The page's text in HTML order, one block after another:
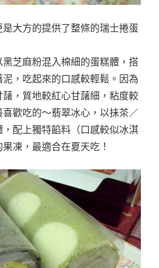
大方的提供了整條的瑞士捲蛋
芝麻粉混入棉細的蛋糕體，搭
，吃起來的口感較輕鬆。因為
藷，質地較紅心甘藷細，粘度較
歡吃的～翡翠冰心，以抺茶／
配上獨特餡料（口感較似冰淇
凍，最適合在夏天吃！